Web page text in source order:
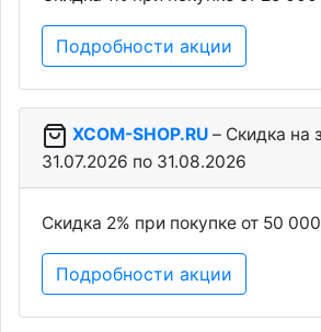
Подробности акции
XCOM-SHOP.RU – Скидка на
31.07.2026 по 31.08.2026
Скидка 2% при покупке от 50
Подробности акции